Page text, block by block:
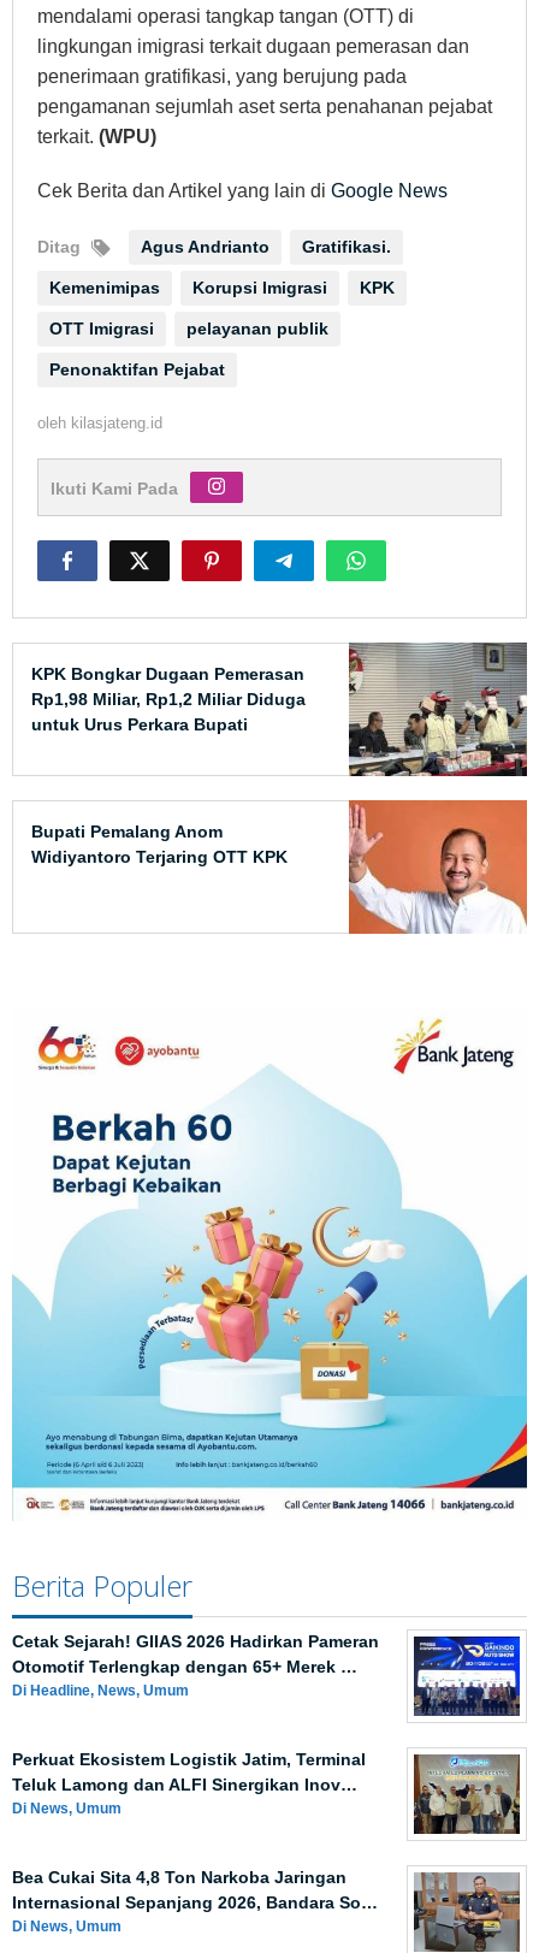
mendalami operasi tangkap tangan (OTT) di
lingkungan imigrasi terkait dugaan pemerasan dan
penerimaan gratifikasi, yang berujung pada
pengamanan sejumlah aset serta penahanan pejabat
terkait. (WPU)
Cek Berita dan Artikel yang lain di Google News
Ditag Agus Andrianto Gratifikasi.
Kemenimipas Korupsi Imigrasi KPK
OTT Imigrasi pelayanan publik
Penonaktifan Pejabat
oleh kilasjateng.id
Ikuti Kami Pada
KPK Bongkar Dugaan Pemerasan
Rp1,98 Miliar, Rp1,2 Miliar Diduga
untuk Urus Perkara Bupati
Bupati Pemalang Anom
Widiyantoro Terjaring OTT KPK
Berita Populer
Cetak Sejarah! GIIAS 2026 Hadirkan Pameran
Otomotif Terlengkap dengan 65+ Merek …
Di Headline, News, Umum
Perkuat Ekosistem Logistik Jatim, Terminal
Teluk Lamong dan ALFI Sinergikan Inov…
Di News, Umum
Bea Cukai Sita 4,8 Ton Narkoba Jaringan
Internasional Sepanjang 2026, Bandara So…
Di News, Umum